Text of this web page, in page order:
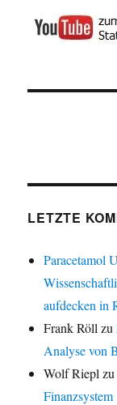
LETZTE
Paracetamol
aufdecken in
Frank Röll zu
Analyse von
Wolf Riepl
Finanzsystem